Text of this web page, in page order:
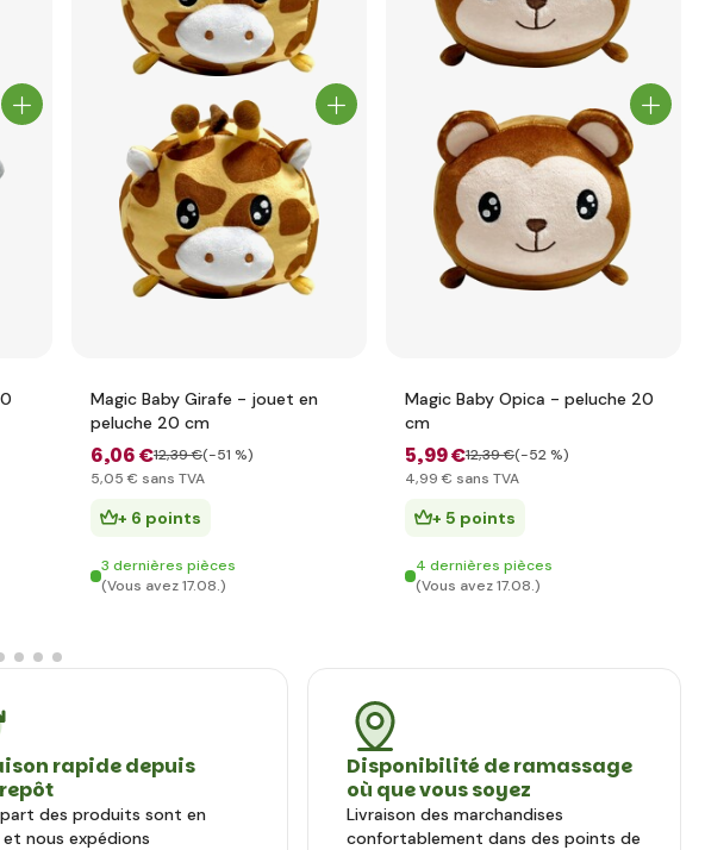
Magic Baby Girafe - jouet en
peluche 20 cm
6,06 €12,39 €(-51 %)
5,05 € sans TVA
+ 6 points
3 dernières pièces
(Vous avez 17.08.)
Magic Baby Opica - peluche 20
cm
5,99 €12,39 €(-52 %)
4,99 € sans TVA
+ 5 points
4 dernières pièces
(Vous avez 17.08.)
rapide depuis
des produits sont en
nous expédions
Disponibilité de ramassage
où que vous soyez
Livraison des marchandises
confortablement dans des points de